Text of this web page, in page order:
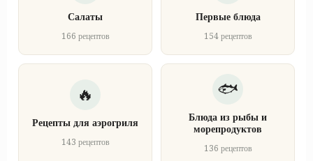
Салаты
166 рецептов
Первые блюда
154 рецептов
Рецепты для аэрогриля
143 рецептов
Блюда из рыбы и
морепродуктов
136 рецептов